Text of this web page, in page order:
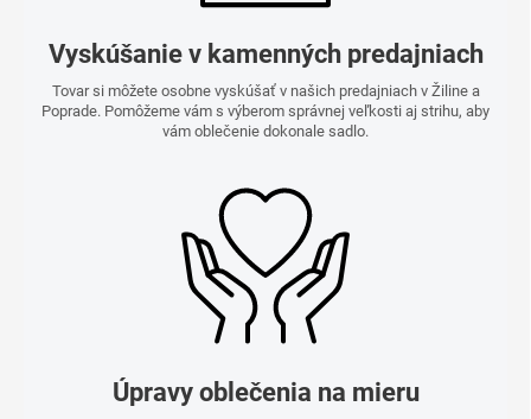
Vyskúšanie v kamenných predajniach
Tovar si môžete osobne vyskúšať v našich predajniach v Žiline a
Poprade. Pomôžeme vám s výberom správnej veľkosti aj strihu, aby
vám oblečenie dokonale sadlo.
Úpravy oblečenia na mieru